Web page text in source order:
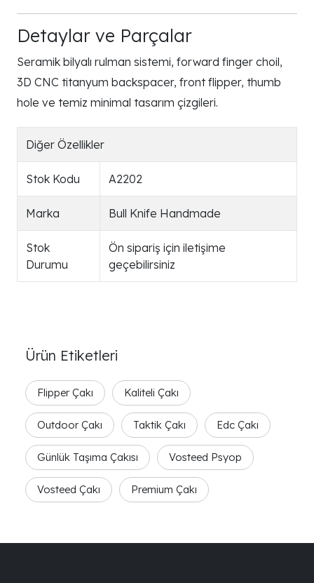
Detaylar ve Parçalar
Seramik bilyalı rulman sistemi, forward finger choil,
3D CNC titanyum backspacer, front flipper, thumb
hole ve temiz minimal tasarım çizgileri.
Diğer Özellikler
Stok Kodu A2202
Marka Bull Knife Handmade
Stok
Durumu
Ön sipariş için iletişime
geçebilirsiniz
Ürün Etiketleri
Flipper Çakı Kaliteli Çakı
Outdoor Çakı Taktik Çakı Edc Çakı
Günlük Taşıma Çakısı Vosteed Psyop
Vosteed Çakı Premium Çakı